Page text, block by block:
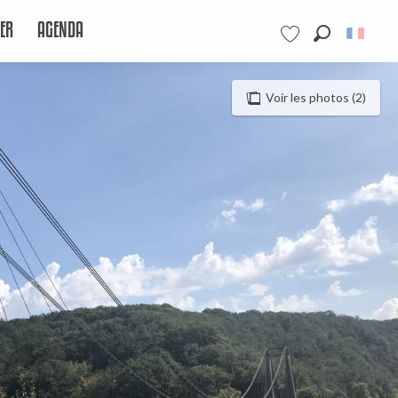
Voir les favoris
AGENDA
Voir les photos (2)